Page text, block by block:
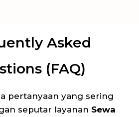
Asked
(FAQ)
pertanyaan yang sering
seputar layanan Sewa